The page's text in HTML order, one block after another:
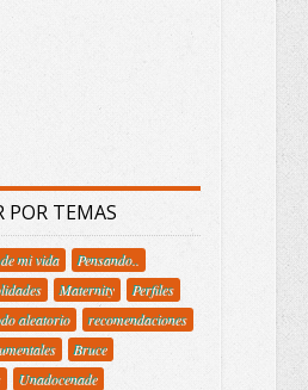
POR TEMAS
mi vida
Pensando..
Maternity
Perfiles
aleatorio
recomendaciones
Bruce
Unadocenade